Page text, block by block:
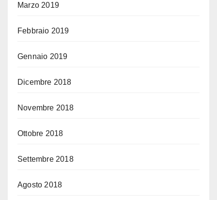
Marzo 2019
Febbraio 2019
Gennaio 2019
Dicembre 2018
Novembre 2018
Ottobre 2018
Settembre 2018
Agosto 2018